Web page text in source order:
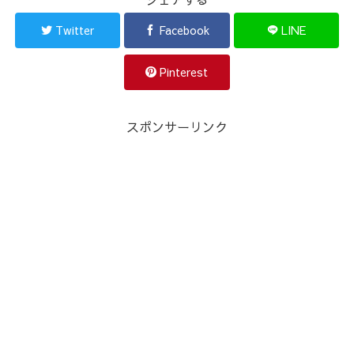
Twitter Facebook LINE
Pinterest
スポンサーリンク